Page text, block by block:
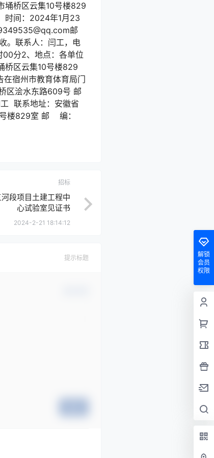
埇桥区云集10号楼829
时间：2024年1月23
邮
。联系人：闫工，电
分2、地点：各单位
桥区云集10号楼829
宿州市教育体育局门
区浍水东路609号 邮
联系地址：安徽省
楼829室 邮 编：
招标
段项目土建工程中
心试验室见证书
2024-2-21 18:14:12
提示标题
解锁
会员
权限